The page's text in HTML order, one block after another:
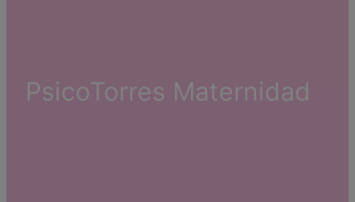
PsicoTorres Maternidad